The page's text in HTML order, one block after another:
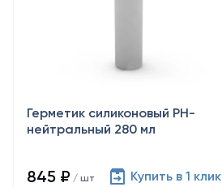
Герметик силиконовый PH-
нейтральный 280 мл
845 ₽ / шт Купить в 1 клик